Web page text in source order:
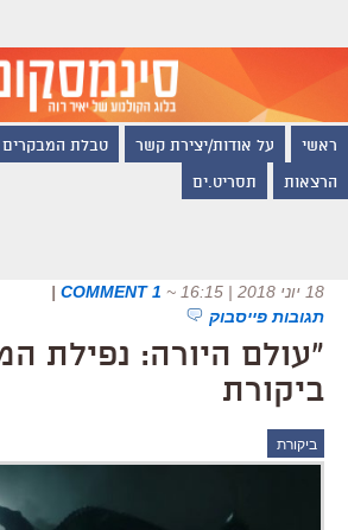
ראשי על אודות/יצירת קשר טבלת המבקרים
הרצאות תסריט.ים
18 יוני 2018 | 16:15 ~
1 COMMENT
|
תגובות פייסבוק
"עולם היורה: נפילת
ביקורת
ביקורת